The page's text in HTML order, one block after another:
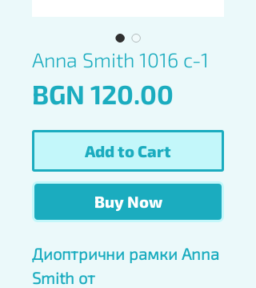
Anna Smith 1016 c-1
BGN 120.00
Add to Cart
Buy Now
Диоптрични рамки Anna
Smith от